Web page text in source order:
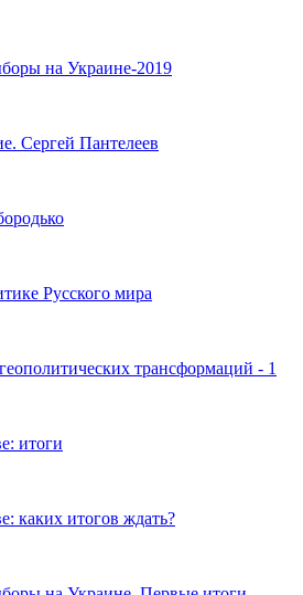
на Украине-2019
Сергей Пантелеев
Русского мира
трансформаций - 1
итоги
каких итогов ждать?